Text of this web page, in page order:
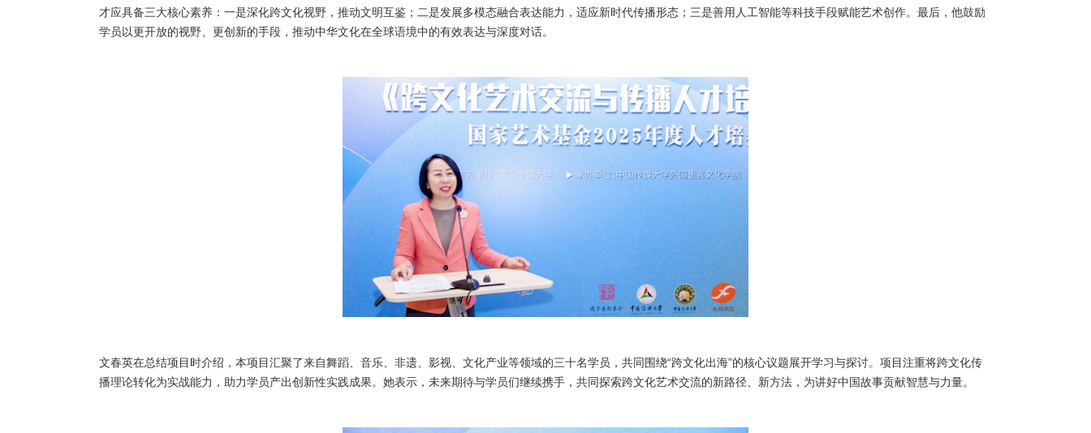
才应具备三大核心素养：一是深化跨文化视野，推动文明互鉴；二是发展多模态融合表达能力，适应新时代传播形态；三是善用人工智能等科技手段赋能艺术创作。最后，他鼓励
学员以更开放的视野、更创新的手段，推动中华文化在全球语境中的有效表达与深度对话。
文春英在总结项目时介绍，本项目汇聚了来自舞蹈、音乐、非遗、影视、文化产业等领域的三十名学员，共同围绕“跨文化出海”的核心议题展开学习与探讨。项目注重将跨文化传
播理论转化为实战能力，助力学员产出创新性实践成果。她表示，未来期待与学员们继续携手，共同探索跨文化艺术交流的新路径、新方法，为讲好中国故事贡献智慧与力量。